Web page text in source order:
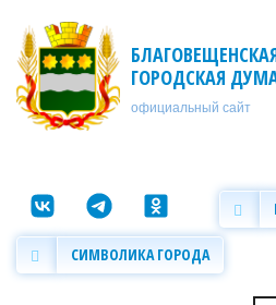
ГОРОДСКАЯ
официальный сайт
СИМВОЛИКА ГОРОДА